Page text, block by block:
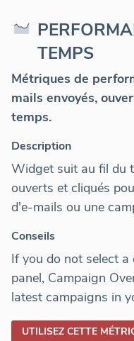
TEMPS
Métriques de
mails envoyés,
temps.
Description
Widget suit au fil du
ouverts et cliqués
d'e-mails ou une
Conseils
If you do not select
panel, Campaign
latest campaigns in
UTILISEZ CETTE